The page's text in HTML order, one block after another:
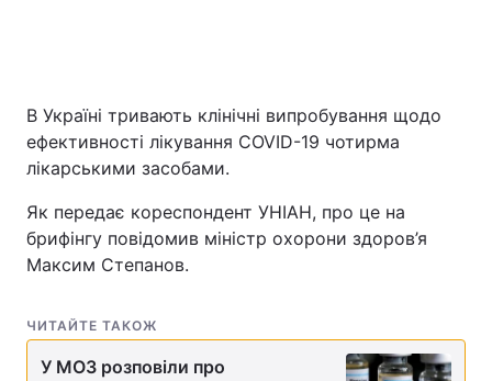
В Україні тривають клінічні випробування щодо
ефективності лікування COVID-19 чотирма
лікарськими засобами.
Як передає кореспондент УНІАН, про це на
брифінгу повідомив міністр охорони здоров’я
Максим Степанов.
ЧИТАЙТЕ ТАКОЖ
У МОЗ розповіли про